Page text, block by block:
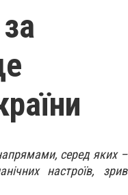
серед яких –
настроїв, зрив